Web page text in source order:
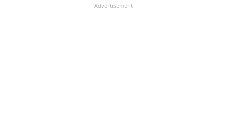
Advertisement